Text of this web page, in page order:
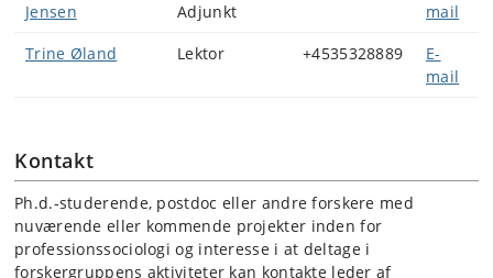
Jensen
Adjunkt
mail
Trine Øland
Lektor +4535328889
E-
mail
Kontakt
Ph.d.-studerende, postdoc eller andre forskere med
nuværende eller kommende projekter inden for
professionssociologi og interesse i at deltage i
forskergruppens aktiviteter kan kontakte leder af